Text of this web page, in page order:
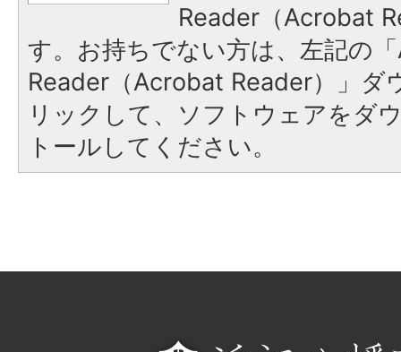
Reader（Acrobat
す。お持ちでない方は、左記の
Reader（Acrobat Reader）」ダ
リックして、ソフトウェアをダ
トールしてください。